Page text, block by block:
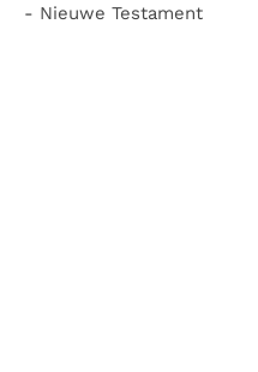
- Nieuwe Testament
vast en zei: `Toe,
Maar zij
mij niet onteren. Zo
Waar zou ik met die
jijzelf zou in Israël
Spreek er dan liever
Maar Amnon wilde
hij maakte zich met